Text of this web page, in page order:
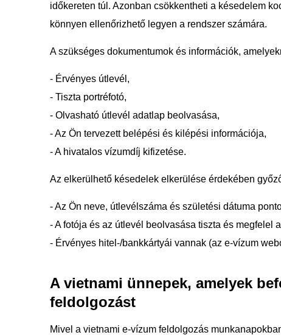
időkereten túl. Azonban csökkentheti a késedelem
könnyen ellenőrizhető legyen a rendszer számára.
A szükséges dokumentumok és információk,
- Érvényes útlevél,
- Tiszta portréfotó,
- Olvasható útlevél adatlap beolvasása,
- Az Ön tervezett belépési és kilépési információja,
- A hivatalos vízumdíj kifizetése.
Az elkerülhető késedelek elkerülése érdekében
- Az Ön neve, útlevélszáma és születési dátuma
- A fotója és az útlevél beolvasása tiszta és megfelel
- Érvényes hitel-/bankkártyái vannak (az e-vízum
A vietnami ünnepek, amelyek
feldolgozást
Mivel a vietnami e-vízum feldolgozás